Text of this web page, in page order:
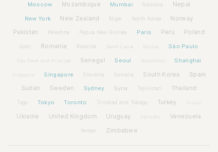
Moscow Mozambique Mumbai Namibia Nepal
New York New Zealand Niger North Korea Norway
Pakistan Palestine Papua New Guinea Paris Peru Poland
Qatar Romania Rwanda Saint Lucia Samoa São Paulo
São Tomé and Príncipe Senegal Seoul Seychelles Shanghai
Singapore Slovenia Somalia South Korea Spain
Sudan Sweden Sydney Syria Tajikistan Thailand
Togo Tokyo Toronto Trinidad and Tobago Turkey Tuvalu
Ukraine United Kingdom Uruguay Vanuatu Venezuela
Yemen Zimbabwe